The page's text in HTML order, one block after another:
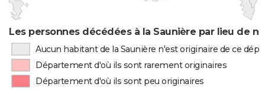
Les personnes décédées à la Saunière par lieu de
Aucun habitant de la Saunière n'est originaire de ce
Département d'où ils sont rarement originaires
Département d'où ils sont peu originaires